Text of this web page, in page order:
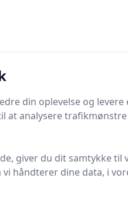
din oplevelse og levere
at analysere
giver du dit samtykke til
håndterer dine data, i